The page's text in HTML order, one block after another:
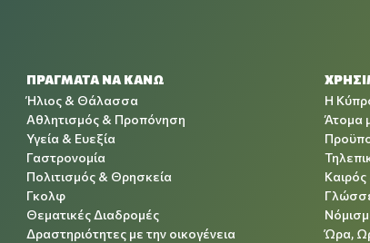
ΠΡΑΓΜΑΤΑ ΝΑ ΚΑΝΩ
Ήλιος & Θάλασσα
Αθλητισμός & Προπόνηση
Υγεία & Ευεξία
Γαστρονομία
Πολιτισμός & Θρησκεία
Γκολφ
Θεματικές Διαδρομές
Δραστηριότητες με την οικογένεια
Η
Άτομα
Καιρός
Ώρα,